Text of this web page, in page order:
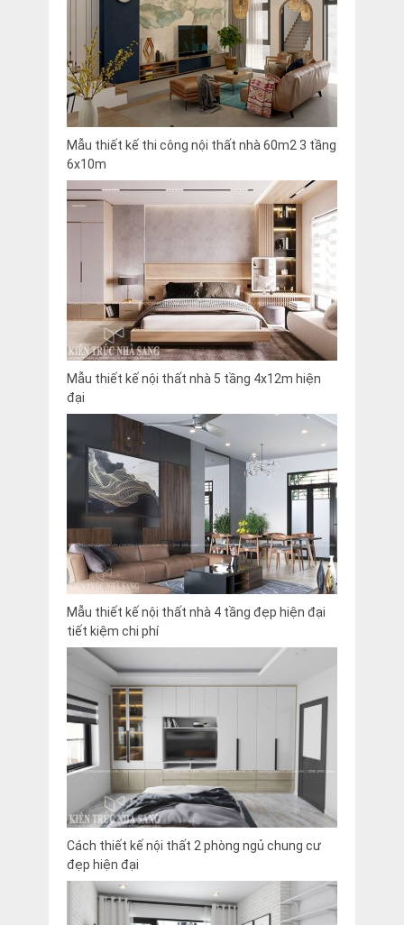
Mẫu thiết kế thi công nội thất nhà 60m2 3 tầng
6x10m
Mẫu thiết kế nội thất nhà 5 tầng 4x12m hiện
đại
Mẫu thiết kế nội thất nhà 4 tầng đẹp hiện đại
tiết kiệm chi phí
Cách thiết kế nội thất 2 phòng ngủ chung cư
đẹp hiện đại